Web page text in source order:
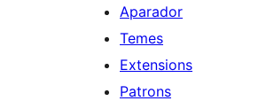
Aparador
Temes
Extensions
Patrons